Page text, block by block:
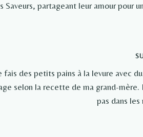
partageant leur amour pour
fais des petits pains à la levure avec
selon la recette de ma grand-mère.
pas dans les